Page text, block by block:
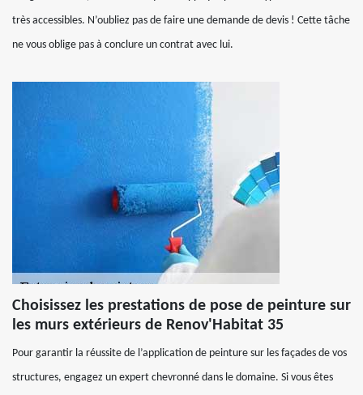
très accessibles. N’oubliez pas de faire une demande de devis ! Cette tâche
ne vous oblige pas à conclure un contrat avec lui.
Choisissez les prestations de pose de peinture sur
les murs extérieurs de Renov'Habitat 35
Pour garantir la réussite de l’application de peinture sur les façades de vos
structures, engagez un expert chevronné dans le domaine. Si vous êtes